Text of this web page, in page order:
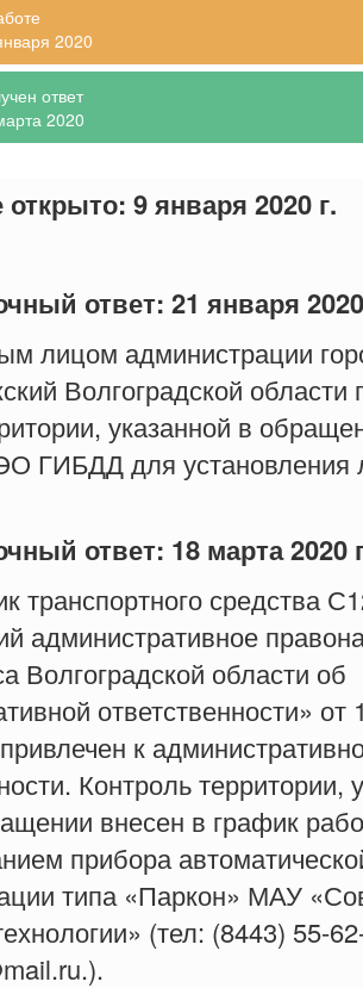
2020
ответ
2020
9 января 2020 г.
ответ: 21 января
лицом администрации
Волгоградской области
указанной в
ГИБДД для установления
ответ: 18 марта 2020
транспортного средства
административное
Волгоградской области об
ответственности» от
к
Контроль территории,
внесен в график
прибора
типа «Паркон» МАУ
(тел: (8443) 55-